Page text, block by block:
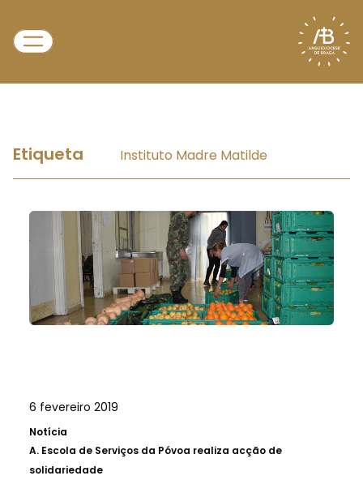
Etiqueta Instituto Madre Matilde
6 fevereiro 2019
Notícia
A. Escola de Serviços da Póvoa realiza acção de
solidariedade